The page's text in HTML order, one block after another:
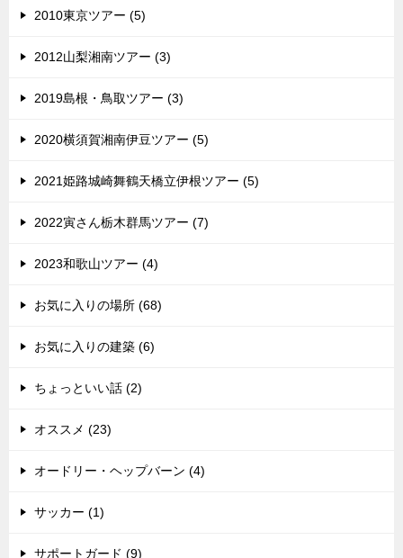
2010東京ツアー (5)
2012山梨湘南ツアー (3)
2019島根・鳥取ツアー (3)
2020横須賀湘南伊豆ツアー (5)
2021姫路城崎舞鶴天橋立伊根ツアー (5)
2022寅さん栃木群馬ツアー (7)
2023和歌山ツアー (4)
お気に入りの場所 (68)
お気に入りの建築 (6)
ちょっといい話 (2)
オススメ (23)
オードリー・ヘップバーン (4)
サッカー (1)
サポートガード (9)